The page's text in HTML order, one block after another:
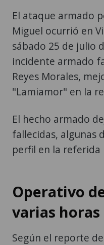
El ataque armado
Miguel ocurrió en
sábado 25 de julio
incidente armado
Reyes Morales,
"Lamiamor" en la
El hecho armado
fallecidas, algunas
perfil en la referida
Operativo
varias horas
Según el reporte